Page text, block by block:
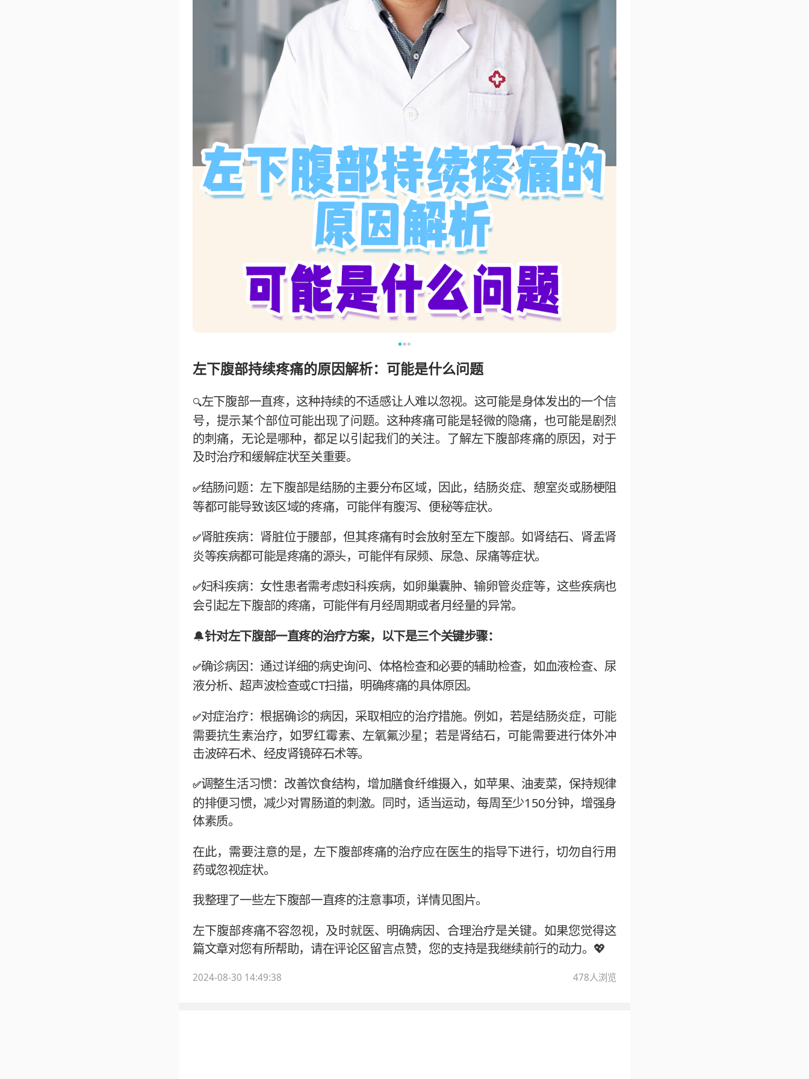
左下腹部持续疼痛的原因解析：可能是什么问题
🔍左下腹部一直疼，这种持续的不适感让人难以忽视。这可能是身体发出的一个信
号，提示某个部位可能出现了问题。这种疼痛可能是轻微的隐痛，也可能是剧烈
的刺痛，无论是哪种，都足以引起我们的关注。了解左下腹部疼痛的原因，对于
及时治疗和缓解症状至关重要。
✅结肠问题：左下腹部是结肠的主要分布区域，因此，结肠炎症、憩室炎或肠梗阻
等都可能导致该区域的疼痛，可能伴有腹泻、便秘等症状。
✅肾脏疾病：肾脏位于腰部，但其疼痛有时会放射至左下腹部。如肾结石、肾盂肾
炎等疾病都可能是疼痛的源头，可能伴有尿频、尿急、尿痛等症状。
✅妇科疾病：女性患者需考虑妇科疾病，如卵巢囊肿、输卵管炎症等，这些疾病也
会引起左下腹部的疼痛，可能伴有月经周期或者月经量的异常。
🔔针对左下腹部一直疼的治疗方案，以下是三个关键步骤：
✅确诊病因：通过详细的病史询问、体格检查和必要的辅助检查，如血液检查、尿
液分析、超声波检查或CT扫描，明确疼痛的具体原因。
✅对症治疗：根据确诊的病因，采取相应的治疗措施。例如，若是结肠炎症，可能
需要抗生素治疗，如罗红霉素、左氧氟沙星；若是肾结石，可能需要进行体外冲
击波碎石术、经皮肾镜碎石术等。
✅调整生活习惯：改善饮食结构，增加膳食纤维摄入，如苹果、油麦菜，保持规律
的排便习惯，减少对胃肠道的刺激。同时，适当运动，每周至少150分钟，增强身
体素质。
在此，需要注意的是，左下腹部疼痛的治疗应在医生的指导下进行，切勿自行用
药或忽视症状。
我整理了一些左下腹部一直疼的注意事项，详情见图片。
左下腹部疼痛不容忽视，及时就医、明确病因、合理治疗是关键。如果您觉得这
篇文章对您有所帮助，请在评论区留言点赞，您的支持是我继续前行的动力。💖
2024-08-30 14:49:38 478人浏览